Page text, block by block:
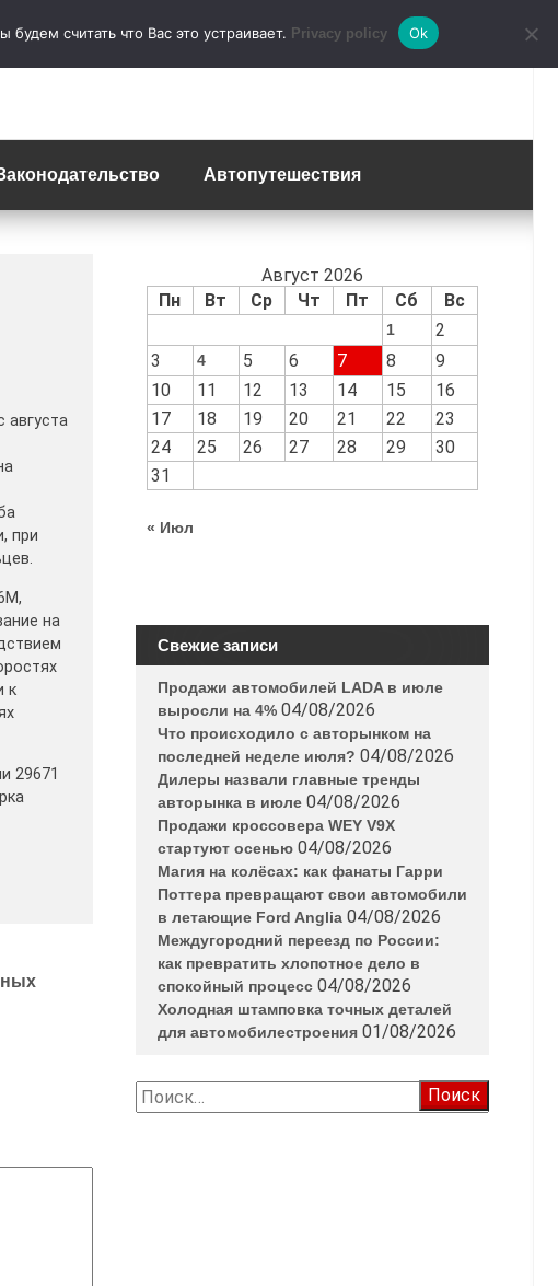
Автопутешествия
августа
при
на
к
29671
Август 2026
Пн
Вт Ср Чт Пт Сб Вс
1
2
3
4 5 6 7 8
9
10
11 12 13 14 15
16
17
18 19 20 21 22
23
24
25 26 27 28 29
30
31
« Июл
Свежие записи
Продажи автомобилей LADA в июле
выросли на 4% 04/08/2026
Что происходило с авторынком на
последней неделе июля? 04/08/2026
Дилеры назвали главные тренды
авторынка в июле 04/08/2026
Продажи кроссовера WEY V9X
стартуют осенью 04/08/2026
Магия на колёсах: как фанаты Гарри
Поттера превращают свои автомобили
в летающие Ford Anglia 04/08/2026
Междугородний переезд по России:
как превратить хлопотное дело в
спокойный процесс 04/08/2026
Холодная штамповка точных деталей
для автомобилестроения 01/08/2026
Найти:
считать что Вас это устраивает. Privacy policy Ok